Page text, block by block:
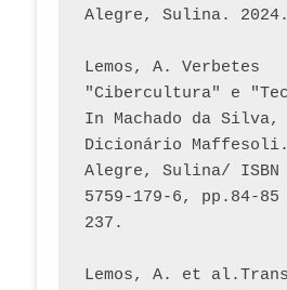
Lemos, A. Verbetes
"Cibercultura" e
In Machado da
Dicionário
Alegre, Sulina/ ISBN
5759-179-6, pp.84-
237.
Lemos, A. et